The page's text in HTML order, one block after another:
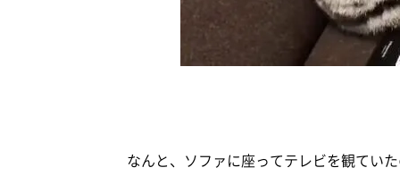
なんと、ソファに座ってテレビを観てい